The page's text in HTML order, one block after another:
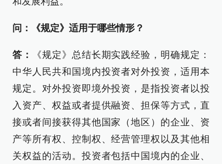
问：《规定》适用于哪些情形？
答：
《规定》总结长期实践经验，明确规定：
中华人民共和国境内投资者对外投资，适用本
规定。对外投资即境外投资，是指投资者以投
入资产、权益或者提供融资、担保等方式，直
接或者间接获得其他国家（地区）的企业、资
产等所有权、控制权、经营管理权以及其他相
关权益的活动。投资者包括中国境内的企业、